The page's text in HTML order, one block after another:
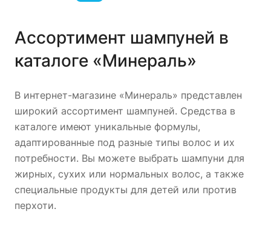
Ассортимент шампуней в
каталоге «Минераль»
В интернет-магазине «Минераль» представлен
широкий ассортимент шампуней. Средства в
каталоге имеют уникальные формулы,
адаптированные под разные типы волос и их
потребности. Вы можете выбрать шампуни для
жирных, сухих или нормальных волос, а также
специальные продукты для детей или против
перхоти.